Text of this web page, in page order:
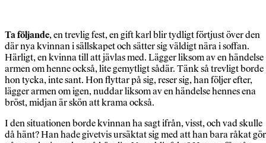
Ta följande, en trevlig fest, en gift karl blir tydligt förtjust över den
där nya kvinnan i sällskapet och sätter sig väldigt nära i soffan.
Härligt, en kvinna till att jävlas med. Lägger liksom av en händelse
armen om henne också, lite gemytligt sådär. Tänk så trevligt borde
hon tycka, inte sant. Hon flyttar på sig, reser sig, han följer efter,
lägger armen om igen, nuddar liksom av en händelse hennes ena
bröst, midjan är skön att krama också.
I den situationen borde kvinnan ha sagt ifrån, visst, och vad skulle
då hänt? Han hade givetvis ursäktat sig med att han bara råkat